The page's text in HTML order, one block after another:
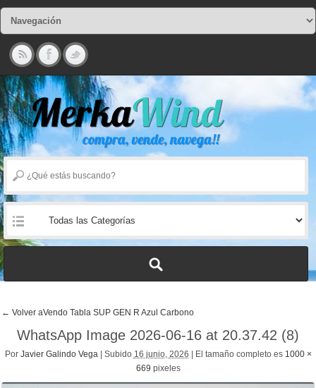
← Volver aVendo Tabla SUP GEN R Azul Carbono
WhatsApp Image 2026-06-16 at 20.37.42 (8)
Por Javier Galindo Vega Subido 16 junio, 2026 El tamaño completo es 1000 ×
669 pixeles